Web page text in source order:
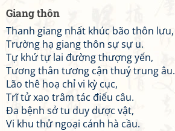
Giang thôn
Thanh giang nhất khúc bão thôn lưu,
Trường hạ giang thôn sự sự u.
Tự khứ tự lai đường thượng yến,
Tương thân tương cận thuỷ trung âu.
Lão thê hoạ chỉ vi kỳ cục,
Trĩ tử xao trâm tác điếu câu.
Đa bệnh sở tu duy dược vật,
Vi khu thử ngoại cánh hà cầu.